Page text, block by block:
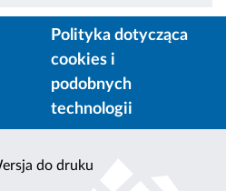
Polityka dotycząca
cookies i
podobnych
technologii
do druku